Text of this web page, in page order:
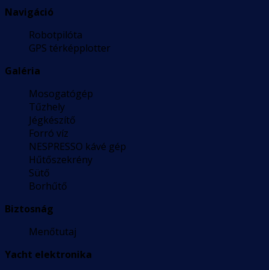
Navigáció
Robotpilóta
GPS térképplotter
Galéria
Mosogatógép
Tűzhely
Jégkészítő
Forró víz
NESPRESSO kávé gép
Hűtőszekrény
Sütő
Borhűtő
Biztosnág
Menőtutaj
Yacht elektronika